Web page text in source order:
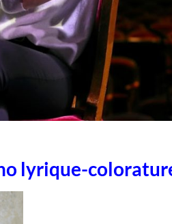
lyrique-